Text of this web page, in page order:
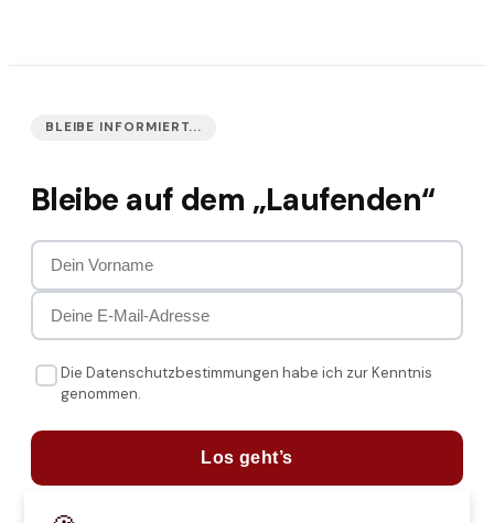
BLEIBE INFORMIERT...
Bleibe auf dem „Laufenden“
Die Datenschutzbestimmungen habe ich zur Kenntnis
genommen.
Los geht’s